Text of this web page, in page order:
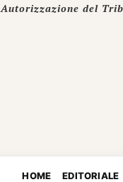
Autorizzazione del
HOME EDITORIALE